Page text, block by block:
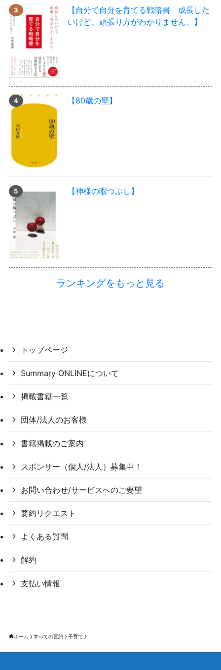
【自分で自分を育てる戦略書 成長した
いけど、頑張り方がわかりません。】
【80歳の壁】
【神様の暇つぶし】
ランキングをもっと見る
トップページ
Summary ONLINEについて
掲載書籍一覧
団体/法人のお客様
書籍掲載のご案内
スポンサー（個人/法人）募集中！
お問い合わせ/サービスへのご要望
要約リクエスト
よくある質問
解約
支払い情報
ホーム すべての要約 子育て